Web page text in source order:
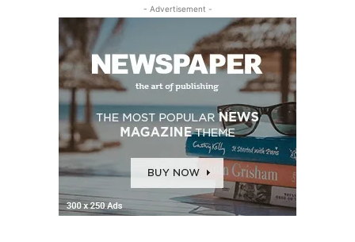
- Advertisement -